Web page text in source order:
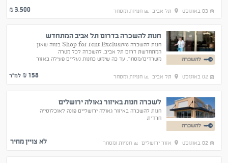
03 באוגוסט תל אביב חנויות ומסחר 3,500
₪
להשכרה
חנות להשכרה בדרום תל אביב המתחדש
חנות להשכרה Shop for rent Exclusive בנווה שאנן
המתחדשת דרום תל אביב. להשכרה לכל מטרה
משרדים/מסחר. עד כה שימש כחנות נעליים פעילה באזור
02 באוגוסט תל אביב חנויות ומסחר 158 ₪ למ"ר
להשכרה
לשכרה חנות באיזור גאולה ירושלים
חנות להשכרה באיזור גאולה ירושליים פונה לאוכלוסייה
חרדית
02 באוגוסט אזור ירושלים חנויות ומסחר לא צויין מחיר